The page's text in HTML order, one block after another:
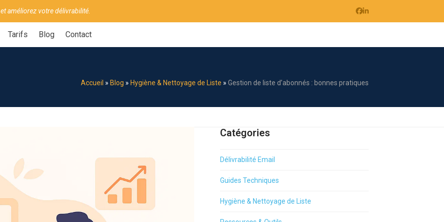
améliorez votre délivrabilité. Facebook
LinkedIn
Tarifs Blog Contact
Accueil » Blog » Hygiène & Nettoyage de Liste » Gestion de liste d’abonnés : bonnes pratiques
Catégories
Délivrabilité Email
Guides Techniques
Hygiène & Nettoyage de Liste